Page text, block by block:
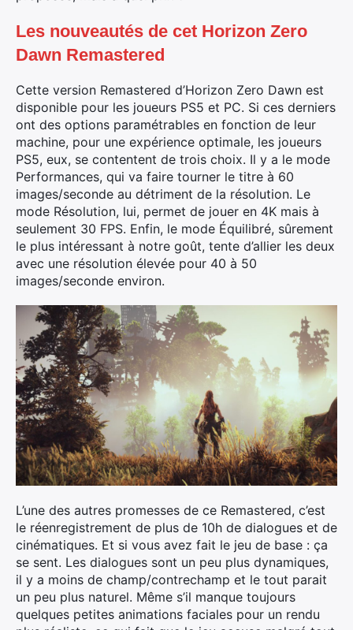
Les nouveautés de cet Horizon Zero
Dawn Remastered
Cette version Remastered d’Horizon Zero Dawn est
disponible pour les joueurs PS5 et PC. Si ces derniers
ont des options paramétrables en fonction de leur
machine, pour une expérience optimale, les joueurs
PS5, eux, se contentent de trois choix. Il y a le mode
Performances, qui va faire tourner le titre à 60
images/seconde au détriment de la résolution. Le
mode Résolution, lui, permet de jouer en 4K mais à
seulement 30 FPS. Enfin, le mode Équilibré, sûrement
le plus intéressant à notre goût, tente d’allier les deux
avec une résolution élevée pour 40 à 50
images/seconde environ.
L’une des autres promesses de ce Remastered, c’est
le réenregistrement de plus de 10h de dialogues et de
cinématiques. Et si vous avez fait le jeu de base : ça
se sent. Les dialogues sont un peu plus dynamiques,
il y a moins de champ/contrechamp et le tout parait
un peu plus naturel. Même s’il manque toujours
quelques petites animations faciales pour un rendu